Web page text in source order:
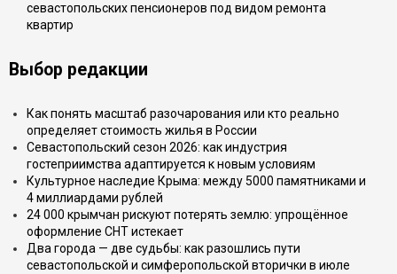
севастопольских пенсионеров под видом ремонта
квартир
Выбор редакции
Как понять масштаб разочарования или кто реально
определяет стоимость жилья в России
Севастопольский сезон 2026: как индустрия
гостеприимства адаптируется к новым условиям
Культурное наследие Крыма: между 5000 памятниками и
4 миллиардами рублей
24 000 крымчан рискуют потерять землю: упрощённое
оформление СНТ истекает
Два города — две судьбы: как разошлись пути
севастопольской и симферопольской вторички в июле